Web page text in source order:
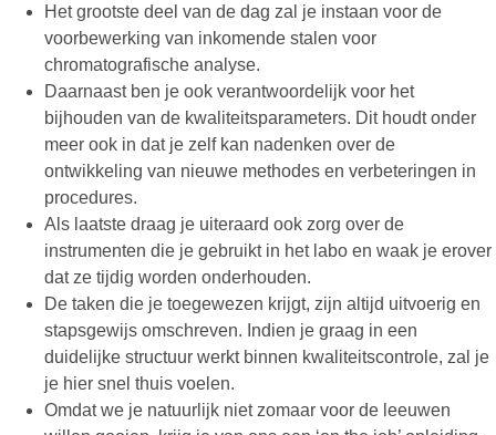
Het grootste deel van de dag zal je instaan voor de
voorbewerking van inkomende stalen voor
chromatografische analyse.
Daarnaast ben je ook verantwoordelijk voor het
bijhouden van de kwaliteitsparameters. Dit houdt onder
meer ook in dat je zelf kan nadenken over de
ontwikkeling van nieuwe methodes en verbeteringen in
procedures.
Als laatste draag je uiteraard ook zorg over de
instrumenten die je gebruikt in het labo en waak je erover
dat ze tijdig worden onderhouden.
De taken die je toegewezen krijgt, zijn altijd uitvoerig en
stapsgewijs omschreven. Indien je graag in een
duidelijke structuur werkt binnen kwaliteitscontrole, zal je
je hier snel thuis voelen.
Omdat we je natuurlijk niet zomaar voor de leeuwen